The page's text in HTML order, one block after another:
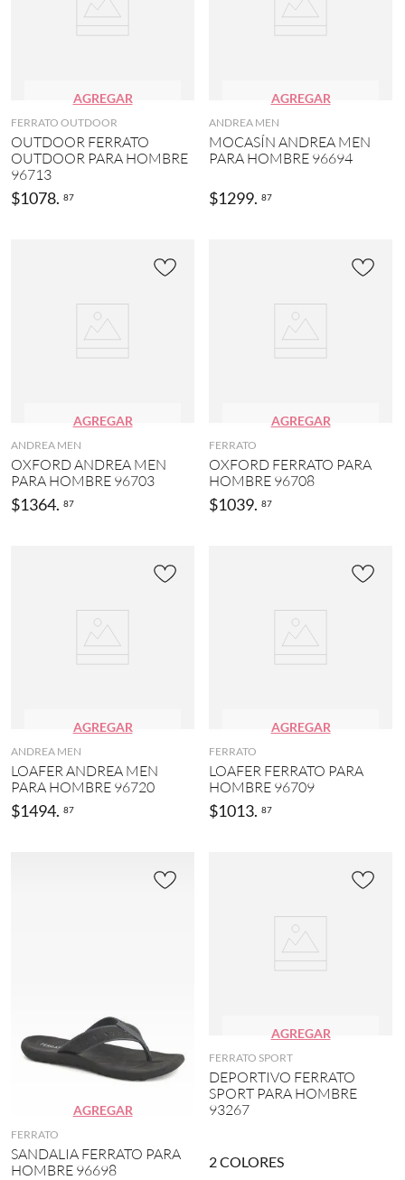
AGREGAR
FERRATO OUTDOOR
OUTDOOR FERRATO
OUTDOOR PARA HOMBRE
96713
$1078. 87
AGREGAR
ANDREA MEN
MOCASÍN ANDREA MEN
PARA HOMBRE 96694
$1299. 87
AGREGAR
ANDREA MEN
OXFORD ANDREA MEN
PARA HOMBRE 96703
$1364. 87
AGREGAR
FERRATO
OXFORD FERRATO PARA
HOMBRE 96708
$1039. 87
AGREGAR
ANDREA MEN
LOAFER ANDREA MEN
PARA HOMBRE 96720
$1494. 87
AGREGAR
FERRATO
LOAFER FERRATO PARA
HOMBRE 96709
$1013. 87
AGREGAR
FERRATO
SANDALIA FERRATO PARA
HOMBRE 96698
AGREGAR
FERRATO SPORT
DEPORTIVO FERRATO
SPORT PARA HOMBRE
93267
2COLORES